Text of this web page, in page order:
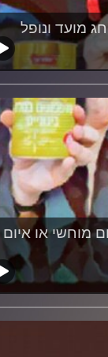
מועד ונופל
מוחשי או איום